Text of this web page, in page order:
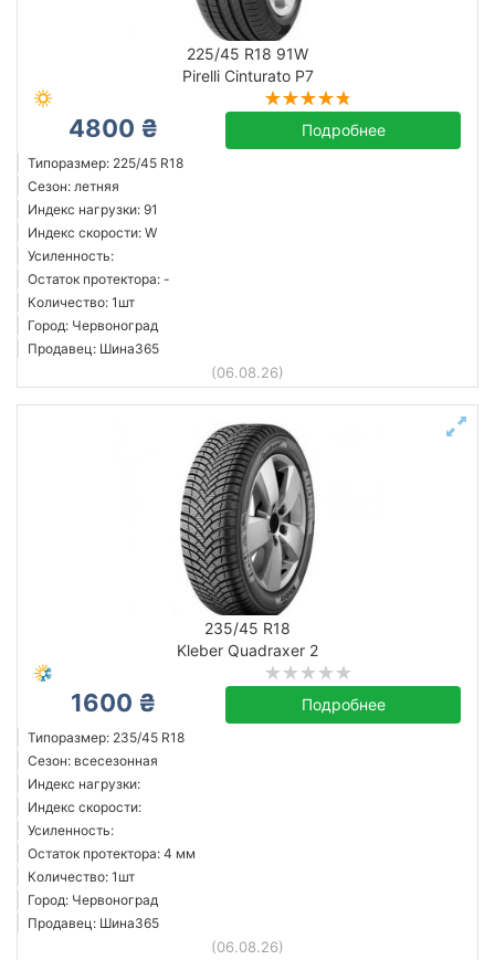
225/45 R18 91W
Pirelli Cinturato P7
4800 ₴ Подробнее
Типоразмер: 225/45 R18
Сезон: летняя
Индекс нагрузки: 91
Индекс скорости: W
Усиленность:
Остаток протектора: -
Количество: 1шт
Город: Червоноград
Продавец: Шина365
(06.08.26)
235/45 R18
Kleber Quadraxer 2
1600 ₴ Подробнее
Типоразмер: 235/45 R18
Сезон: всесезонная
Индекс нагрузки:
Индекс скорости:
Усиленность:
Остаток протектора: 4 мм
Количество: 1шт
Город: Червоноград
Продавец: Шина365
(06.08.26)